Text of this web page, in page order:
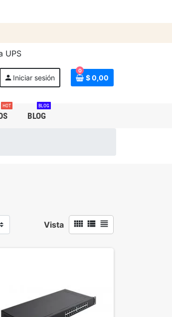
UPS
person Iniciar sesión
0
$ 0,00
HOT
BLOG
BLOG
Vista view_comfy view_list view_headline